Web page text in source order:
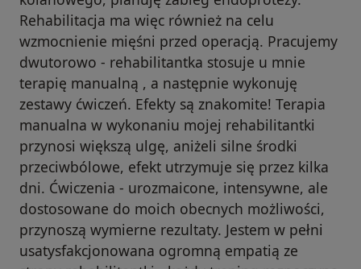
Rehabilitacja ma więc również na celu
wzmocnienie mięśni przed operacją. Pracujemy
dwutorowo - rehabilitantka stosuje u mnie
terapię manualną , a następnie wykonuję
zestawy ćwiczeń. Efekty są znakomite! Terapia
manualna w wykonaniu mojej rehabilitantki
przynosi większą ulgę, aniżeli silne środki
przeciwbólowe, efekt utrzymuje się przez kilka
dni. Ćwiczenia - urozmaicone, intensywne, ale
dostosowane do moich obecnych możliwości,
przynoszą wymierne rezultaty. Jestem w pełni
usatysfakcjonowana ogromną empatią ze